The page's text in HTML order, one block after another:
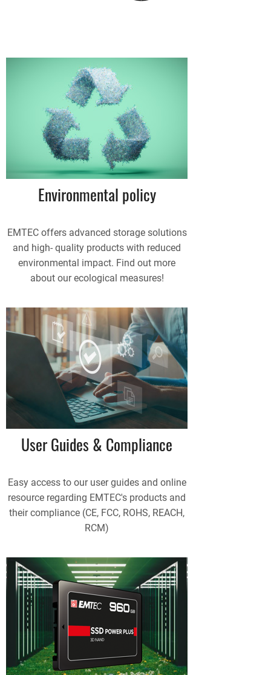
Environmental policy
EMTEC offers advanced storage solutions
and high- quality products with reduced
environmental impact. Find out more
about our ecological measures!
User Guides & Compliance
Easy access to our user guides and online
resource regarding EMTEC's products and
their compliance (CE, FCC, ROHS, REACH,
RCM)